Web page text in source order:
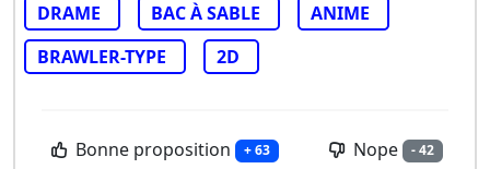
DRAME
BAC À SABLE
ANIME
BRAWLER-TYPE
2D
Bonne proposition + 63 Nope - 42